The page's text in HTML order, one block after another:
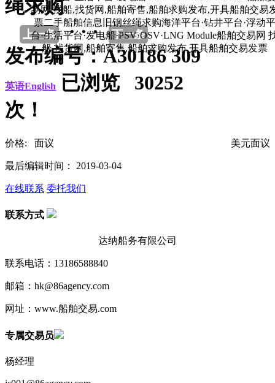
绳求购
上一条 · · · 下一条
发布编号：A30186 309
英语English
已浏览 30252
次！
价格: 面议 美元面议
最后编辑时间： 2019-03-04
在线联系 委托我们
联系方式
达纳船务有限公司
联系电话：13186588840
邮箱：hk@86agency.com
网址：www.船舶交易.com
专属交易员
杨经理